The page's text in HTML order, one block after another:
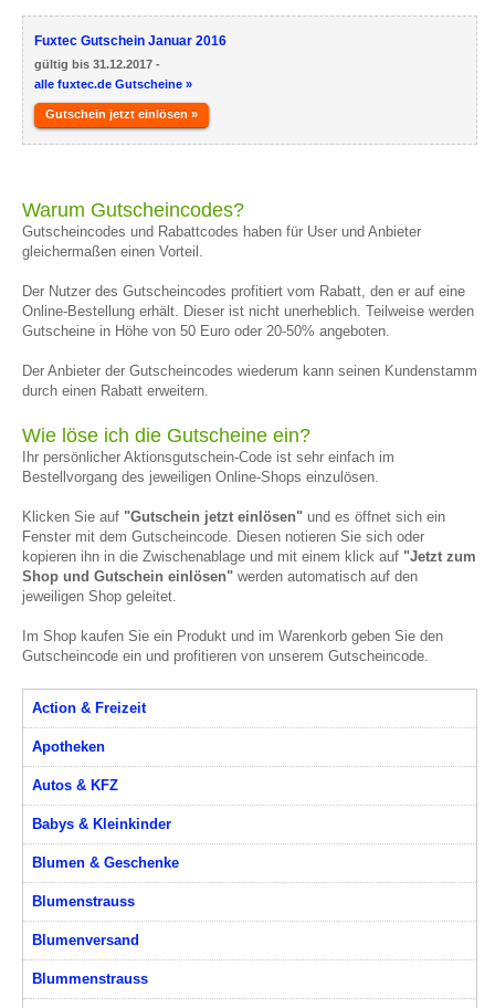
Fuxtec Gutschein Januar 2016
gültig bis 31.12.2017 -
alle fuxtec.de Gutscheine »
Gutschein jetzt einlösen »
Warum Gutscheincodes?
Gutscheincodes und Rabattcodes haben für User und Anbieter
gleichermaßen einen Vorteil.
Der Nutzer des Gutscheincodes profitiert vom Rabatt, den er auf eine
Online-Bestellung erhält. Dieser ist nicht unerheblich. Teilweise werden
Gutscheine in Höhe von 50 Euro oder 20-50% angeboten.
Der Anbieter der Gutscheincodes wiederum kann seinen Kundenstamm
durch einen Rabatt erweitern.
Wie löse ich die Gutscheine ein?
Ihr persönlicher Aktionsgutschein-Code ist sehr einfach im
Bestellvorgang des jeweiligen Online-Shops einzulösen.
Klicken Sie auf "Gutschein jetzt einlösen" und es öffnet sich ein
Fenster mit dem Gutscheincode. Diesen notieren Sie sich oder
kopieren ihn in die Zwischenablage und mit einem klick auf "Jetzt zum
Shop und Gutschein einlösen" werden automatisch auf den
jeweiligen Shop geleitet.
Im Shop kaufen Sie ein Produkt und im Warenkorb geben Sie den
Gutscheincode ein und profitieren von unserem Gutscheincode.
Action & Freizeit
Apotheken
Autos & KFZ
Babys & Kleinkinder
Blumen & Geschenke
Blumenstrauss
Blumenversand
Blummenstrauss